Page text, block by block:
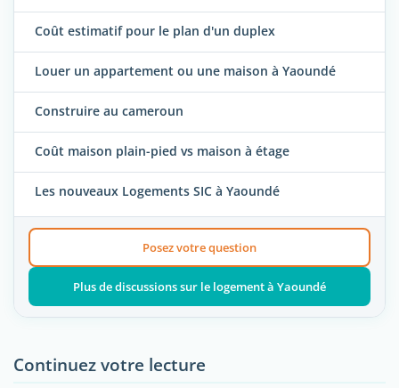
Coût estimatif pour le plan d'un duplex
Louer un appartement ou une maison à Yaoundé
Construire au cameroun
Coût maison plain-pied vs maison à étage
Les nouveaux Logements SIC à Yaoundé
Posez votre question
Plus de discussions sur le logement à Yaoundé
Continuez votre lecture